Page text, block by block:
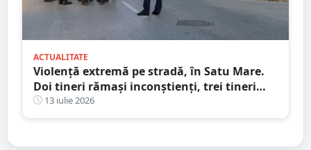
ACTUALITATE
Violență extremă pe stradă, în Satu Mare.
Doi tineri rămași inconștienți, trei tineri
reținuți, astăzi
13 iulie 2026